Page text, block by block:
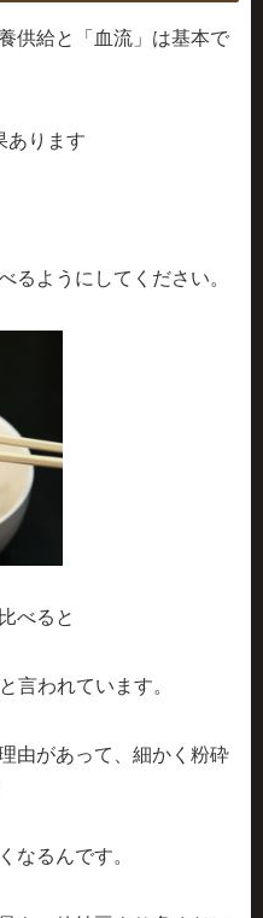
供給と「血流」は基本で
あります
るようにしてください。
べると
言われています。
由があって、細かく粉砕
なるんです。